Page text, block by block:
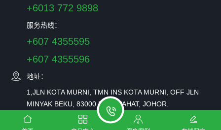
+6013 772 9898
服务热线：
+607 4355595
+607 4355596
地址：
1,JLN KOTA MURNI, TMN INS KOTA MURNI, OFF JLN
MINYAK BEKU, 83000 BATU PAHAT, JOHOR.
良胜木傢具机械有限公司 ©2023 版权所有